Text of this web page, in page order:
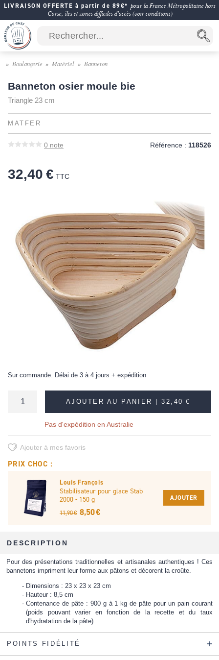
LIVRAISON OFFERTE à partir de 89€* pour la France Métropolitaine hors
Corse, îles et zones difficiles d'accès (voir conditions)
Boulangerie Matériel Banneton
Banneton osier moule bie
Triangle 23 cm
MATFER
0 note Référence : 118526
32,40 € TTC
Sur commande. Délai de 3 à 4 jours + expédition
AJOUTER AU PANIER |32,40 €
Pas d'expédition en Australie
Ajouter à mes favoris
PRIX CHOC :
Louis François
Stabilisateur pour glace Stab
2000 - 150 g
11,90 € 8,50 €
AJOUTER
DESCRIPTION
Pour des présentations traditionnelles et artisanales authentiques ! Ces
bannetons impriment leur forme aux pâtons et décorent la croûte.
Dimensions : 23 x 23 x 23 cm
Hauteur : 8,5 cm
Contenance de pâte : 900 g à 1 kg de pâte pour un pain courant
(poids pouvant varier en fonction de la recette et du taux
d'hydratation de la pâte).
POINTS FIDÉLITÉ